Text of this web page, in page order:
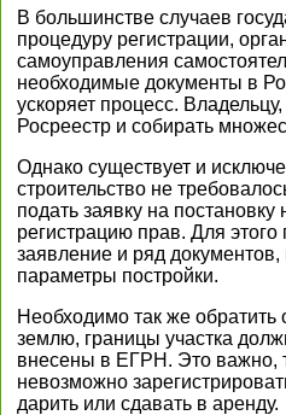
В большинстве случаев
процедуру регистрации,
самоуправления
необходимые документы в
ускоряет процесс.
Росреестр и собирать
Однако существует и
строительство не
подать заявку на постановку
регистрацию прав. Для этого
заявление и ряд
параметры постройки.
Необходимо так же
землю, границы участка
внесены в ЕГРН. Это важно,
невозможно
дарить или сдавать в аренду.